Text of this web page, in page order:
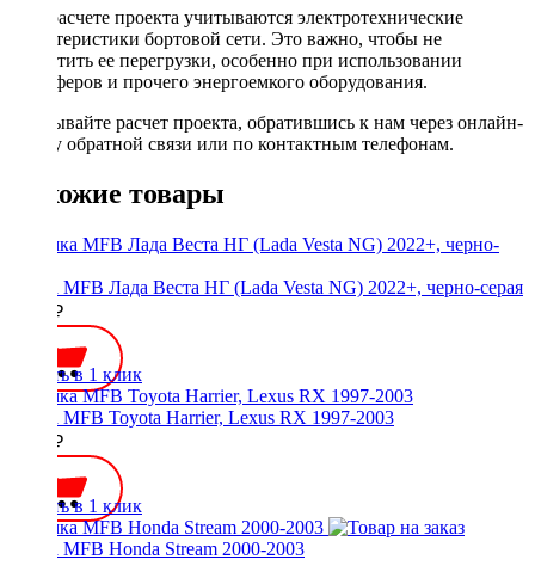
При расчете проекта учитываются электротехнические
характеристики бортовой сети. Это важно, чтобы не
допустить ее перегрузки, особенно при использовании
сабвуферов и прочего энергоемкого оборудования.
Заказывайте расчет проекта, обратившись к нам через онлайн-
форму обратной связи или по контактным телефонам.
Похожие товары
Рамка MFB Лада Веста НГ (Lada Vesta NG) 2022+, черно-серая
2700 ₽
Купить в 1 клик
Рамка MFB Toyota Harrier, Lexus RX 1997-2003
3600 ₽
Купить в 1 клик
Рамка MFB Honda Stream 2000-2003